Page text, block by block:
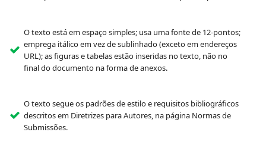
O texto está em espaço simples; usa uma fonte de 12-pontos;
emprega itálico em vez de sublinhado (exceto em endereços
URL); as figuras e tabelas estão inseridas no texto, não no
final do documento na forma de anexos.
O texto segue os padrões de estilo e requisitos bibliográficos
descritos em Diretrizes para Autores, na página Normas de
Submissões.